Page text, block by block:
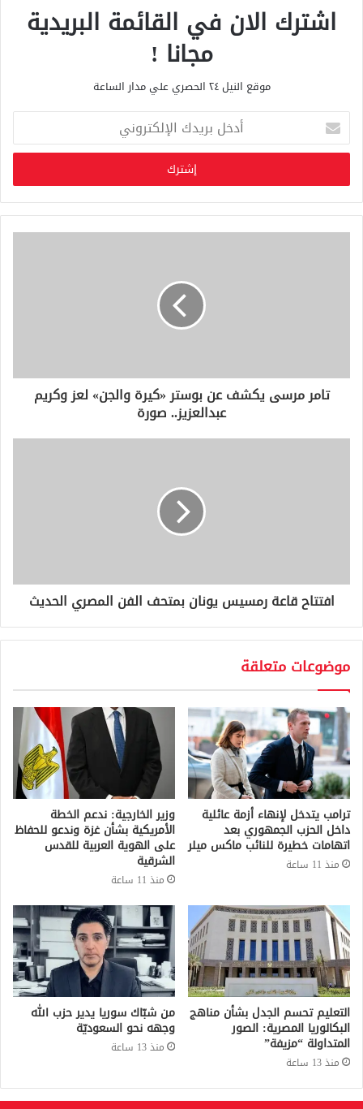
اشترك الان في القائمة البريدية
مجانا !
موقع النيل ٢٤ الحصري علي مدار الساعة
خ
ب
ر
ي
ر
تامر مرسى يكشف عن بوستر «كيرة والجن» لعز وكريم
عبدالعزيز.. صورة
افتتاح قاعة رمسيس يونان بمتحف الفن المصري الحديث
موضوعات متعلقة
ترامب يتدخل لإنهاء أزمة عائلية
داخل الحزب الجمهوري بعد
اتهامات خطيرة للنائب ماكس ميلر
منذ 11 ساعة
وزير الخارجية: ندعم الخطة
الأمريكية بشأن غزة وندعو للحفاظ
على الهوية العربية للقدس
الشرقية
منذ 11 ساعة
التعليم تحسم الجدل بشأن مناهج
البكالوريا المصرية: الصور
المتداولة “مزيفة”
منذ 13 ساعة
من شبّاك سوريا يدير حزب الله
وجهه نحو السعوديّة
منذ 13 ساعة